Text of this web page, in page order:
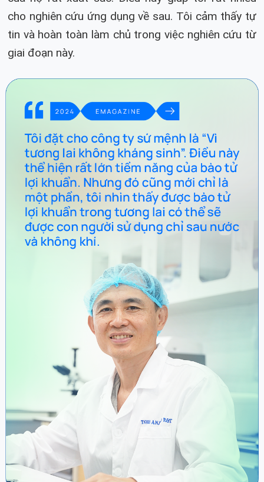
cho nghiên cứu ứng dụng về sau. Tôi cảm thấy tự
tin và hoàn toàn làm chủ trong việc nghiên cứu từ
giai đoạn này.